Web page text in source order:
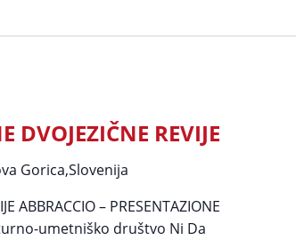
DVOJEZIČNE REVIJE
Gorica,Slovenija
ABBRACCIO – PRESENTAZIONE
umetniško društvo Ni Da